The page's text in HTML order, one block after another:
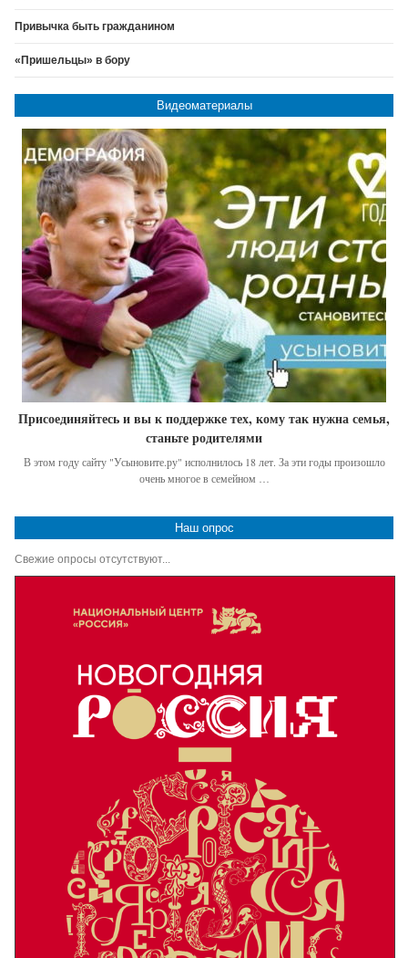
Привычка быть гражданином
«Пришельцы» в бору
Видеоматериалы
Присоединяйтесь и вы к поддержке тех, кому так нужна семья,
станьте родителями
В этом году сайту "Усыновите.ру" исполнилось 18 лет. За эти годы произошло
очень многое в семейном …
Наш опрос
Свежие опросы отсутствуют...